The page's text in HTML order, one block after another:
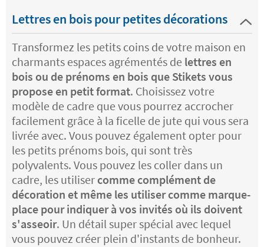
Lettres en bois pour petites décorations
Transformez les petits coins de votre maison en
charmants espaces agrémentés de lettres en
bois ou de prénoms en bois que Stikets vous
propose en petit format. Choisissez votre
modèle de cadre que vous pourrez accrocher
facilement grâce à la ficelle de jute qui vous sera
livrée avec. Vous pouvez également opter pour
les petits prénoms bois, qui sont très
polyvalents. Vous pouvez les coller dans un
cadre, les utiliser comme complément de
décoration et même les utiliser comme marque-
place pour indiquer à vos invités où ils doivent
s'asseoir. Un détail super spécial avec lequel
vous pouvez créer plein d'instants de bonheur.